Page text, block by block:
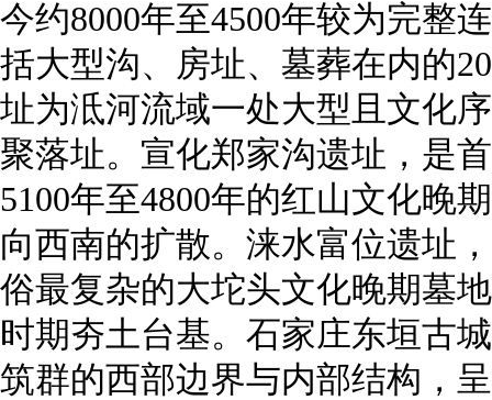
今约8000年至4500年较为完整
括大型沟、房址、墓葬在内的
址为泜河流域一处大型且文化
聚落址。宣化郑家沟遗址，是
5100年至4800年的红山文化晚
向西南的扩散。涞水富位遗址
俗最复杂的大坨头文化晚期墓
时期夯土台基。石家庄东垣古
筑群的西部边界与内部结构，